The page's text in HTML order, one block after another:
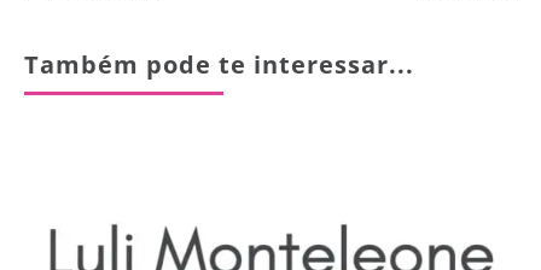
Também pode te interessar...